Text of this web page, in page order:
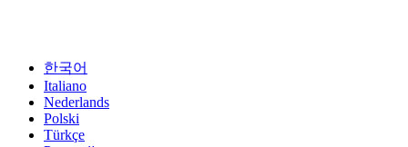
한국어
Italiano
Nederlands
Polski
Türkçe